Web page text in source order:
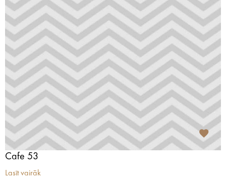
Cafe 53
Lasīt vairāk